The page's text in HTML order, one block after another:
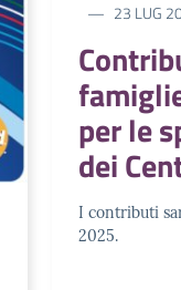
23 LUG
per le
dei
I contributi
2025.